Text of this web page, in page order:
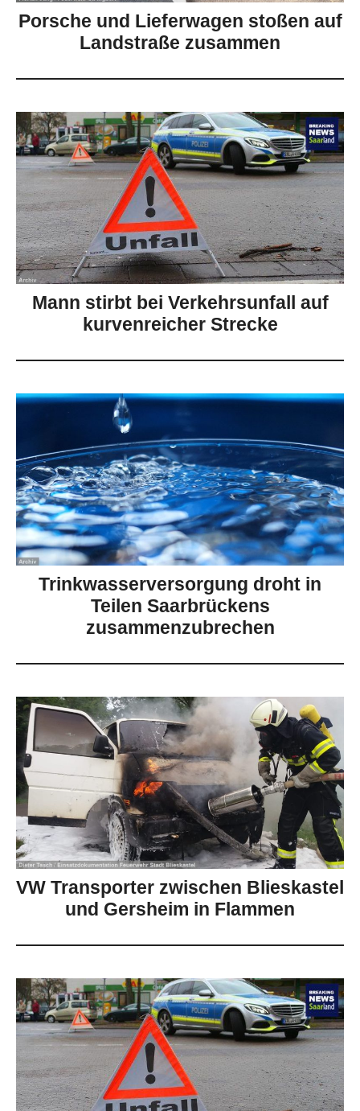
Porsche und Lieferwagen stoßen auf
Landstraße zusammen
Mann stirbt bei Verkehrsunfall auf
kurvenreicher Strecke
Trinkwasserversorgung droht in
Teilen Saarbrückens
zusammenzubrechen
VW Transporter zwischen Blieskastel
und Gersheim in Flammen